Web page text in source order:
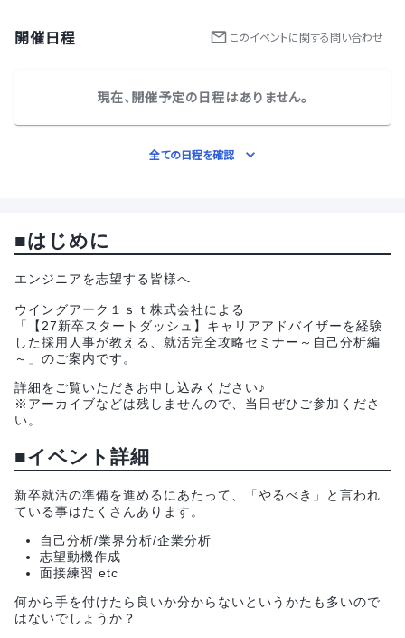
開催日程 このイベントに関する問い合わせ
現在、開催予定の日程はありません。
全ての日程を確認
■はじめに
エンジニアを志望する皆様へ
ウイングアーク１ｓｔ株式会社による
「【27新卒スタートダッシュ】キャリアアドバイザーを経験
した採用人事が教える、就活完全攻略セミナー～自己分析編
～」のご案内です。
詳細をご覧いただきお申し込みください♪
※アーカイブなどは残しませんので、当日ぜひご参加くださ
い。
■イベント詳細
新卒就活の準備を進めるにあたって、「やるべき」と言われ
ている事はたくさんあります。
自己分析/業界分析/企業分析
志望動機作成
面接練習 etc
何から手を付けたら良いか分からないというかたも多いので
はないでしょうか？